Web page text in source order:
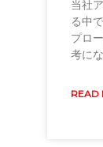
当社
る中
プロ
考に
READ